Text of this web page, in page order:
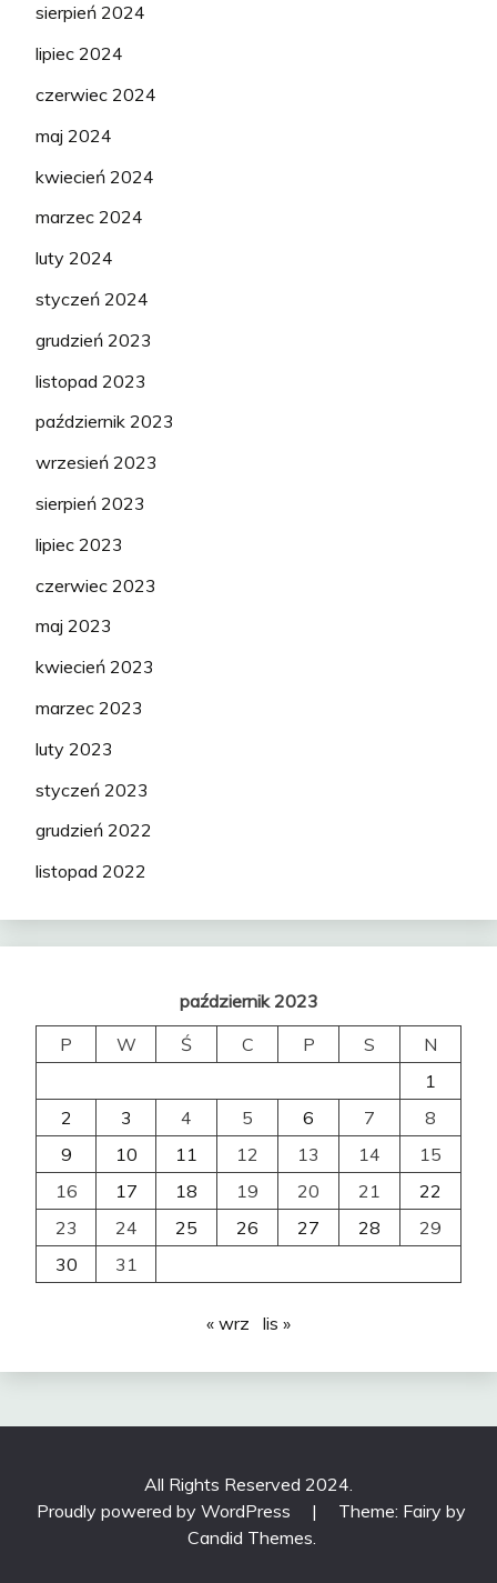
sierpień 2024
lipiec 2024
czerwiec 2024
maj 2024
kwiecień 2024
marzec 2024
luty 2024
styczeń 2024
grudzień 2023
listopad 2023
październik 2023
wrzesień 2023
sierpień 2023
lipiec 2023
czerwiec 2023
maj 2023
kwiecień 2023
marzec 2023
luty 2023
styczeń 2023
grudzień 2022
listopad 2022
październik 2023
P
W Ś C P S
N
1
2
3 4 5 6 7
8
9
10 11 12 13 14
15
16
17 18 19 20 21
22
23
24 25 26 27 28
29
30
31
« wrz lis »
All Rights Reserved 2024.
Proudly powered by WordPress
|
Theme: Fairy by
Candid Themes.